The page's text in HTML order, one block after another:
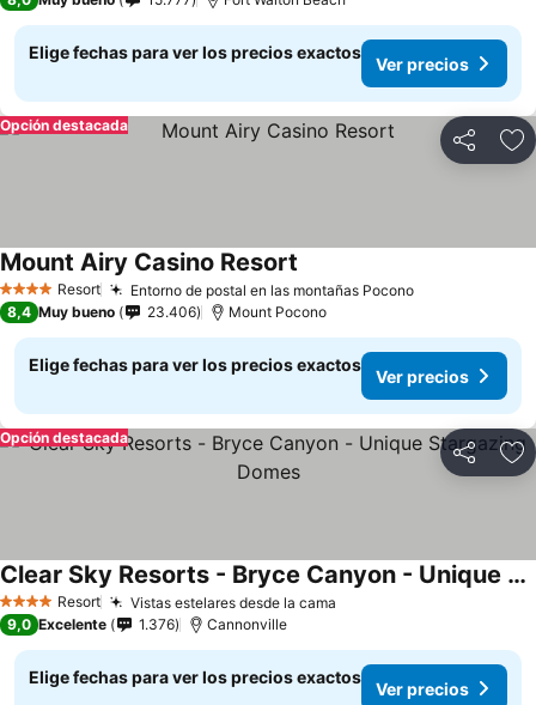
Elige fechas para ver los precios exactos
Ver precios
Compartir
Opción destacada
4 EstrellasResort Entorno de postal en las montañas Pocono
Mount Airy Casino Resort
8,4 Muy bueno 23.406 Mount Pocono
Elige fechas para ver los precios exactos
Ver precios
Compartir
Opción destacada
4 EstrellasResort Vistas estelares desde la cama
Clear Sky Resorts - Bryce Canyon - Unique Stargazing Domes
9,0 Excelente 1.376 Cannonville
Elige fechas para ver los precios exactos
Ver precios